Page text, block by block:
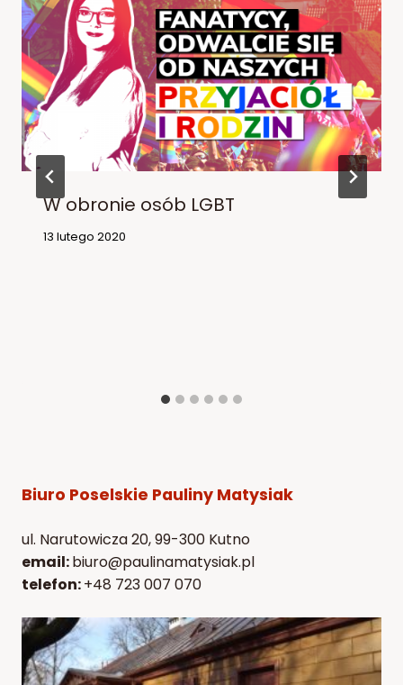
W obronie osób LGBT
13 lutego 2020
Biuro Poselskie Pauliny Matysiak
ul. Narutowicza 20, 99-300 Kutno
email:biuro@paulinamatysiak.pl
telefon:+48 723 007 070